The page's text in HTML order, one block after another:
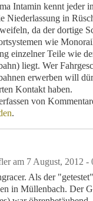
Intamin kennt jeder
Niederlassung in
da der dortige
wie
einzelner Teile wie
liegt. Wer
erwerben will
Kontakt haben.
von
.
am 7 August, 2012 -
Als der
in Müllenbach. Der